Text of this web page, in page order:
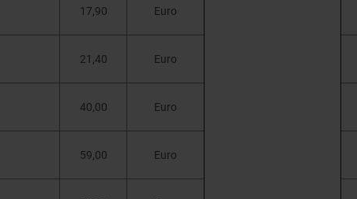
17,90 Euro
21,40 Euro
40,00 Euro
59,00 Euro